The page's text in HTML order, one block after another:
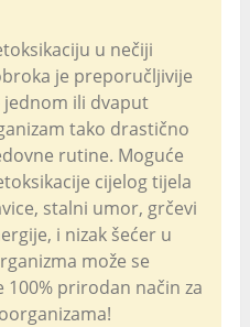
u nečiji
je preporučljivije
ili dvaput
tako drastično
rutine. Moguće
cijelog tijela
stalni umor, grčevi
i nizak šećer u
može se
prirodan način za